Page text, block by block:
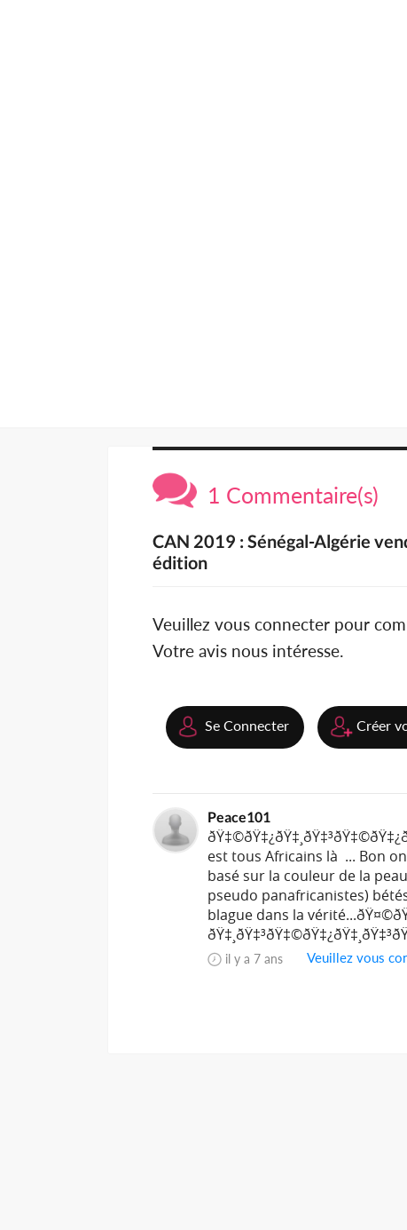
1 Commentaire(s)
CAN 2019 : Sénégal-Algérie
édition
Veuillez vous connecter pour
Votre avis nous intéresse.
Se Connecter Créer
Peace101
est tous Africains là ... Bon
basé sur la couleur de la
pseudo panafricanistes)
blague dans la
il y a 7 ans Veuillez vous